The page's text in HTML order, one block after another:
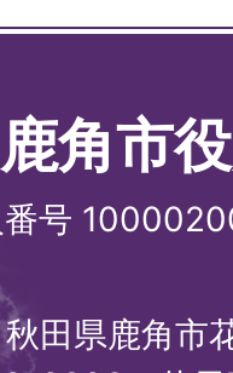
鹿角市
番号
田県鹿角市